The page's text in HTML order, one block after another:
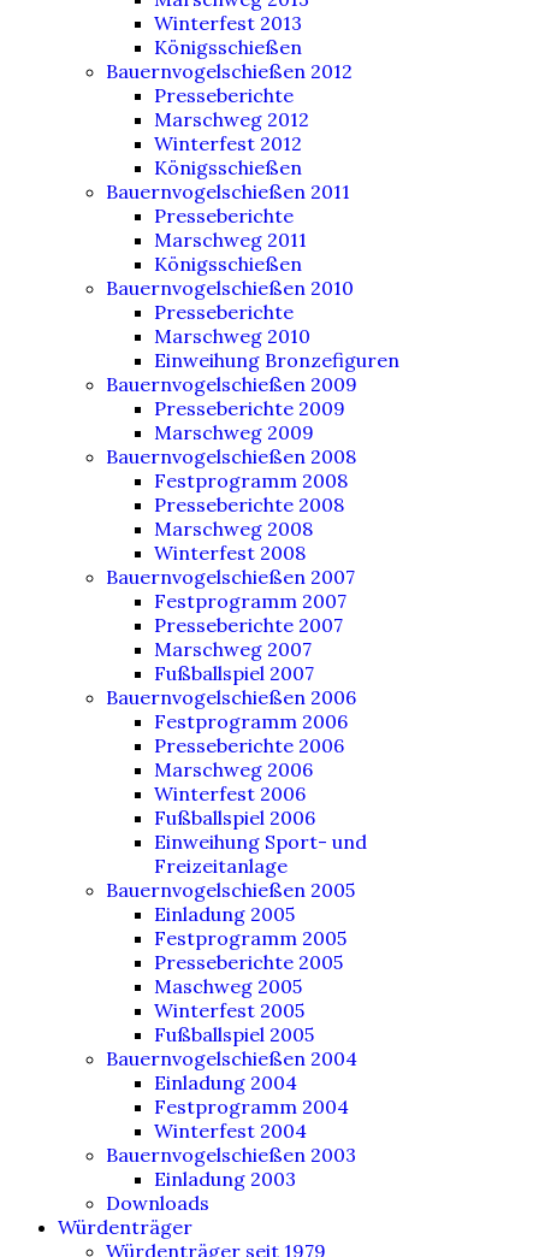
Winterfest 2013
Königsschießen
Bauernvogelschießen 2012
Presseberichte
Marschweg 2012
Winterfest 2012
Königsschießen
Bauernvogelschießen 2011
Presseberichte
Marschweg 2011
Königsschießen
Bauernvogelschießen 2010
Presseberichte
Marschweg 2010
Einweihung Bronzefiguren
Bauernvogelschießen 2009
Presseberichte 2009
Marschweg 2009
Bauernvogelschießen 2008
Festprogramm 2008
Presseberichte 2008
Marschweg 2008
Winterfest 2008
Bauernvogelschießen 2007
Festprogramm 2007
Presseberichte 2007
Marschweg 2007
Fußballspiel 2007
Bauernvogelschießen 2006
Festprogramm 2006
Presseberichte 2006
Marschweg 2006
Winterfest 2006
Fußballspiel 2006
Einweihung Sport- und
Freizeitanlage
Bauernvogelschießen 2005
Einladung 2005
Festprogramm 2005
Presseberichte 2005
Maschweg 2005
Winterfest 2005
Fußballspiel 2005
Bauernvogelschießen 2004
Einladung 2004
Festprogramm 2004
Winterfest 2004
Bauernvogelschießen 2003
Einladung 2003
Downloads
Würdenträger
Würdenträger seit 1979